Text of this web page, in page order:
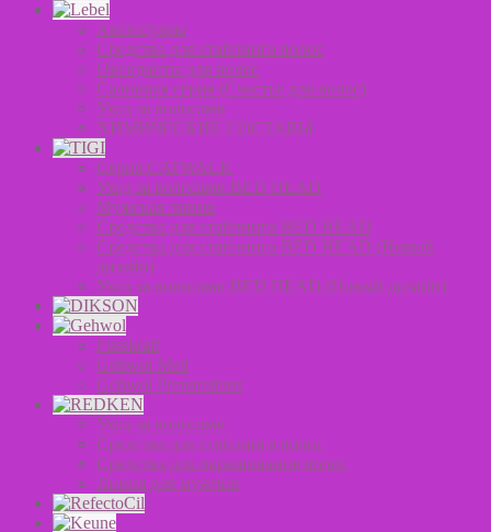
Аксессуары
Средства для стайлинга волос
Оксиданты для волос
Салонная серия (Счастье для волос)
Уход за волосами
ХИМИЧЕСКИЕ СОСТАВЫ
Серия CATWALK
Уход за волосами BED HEAD
Мужская линия
Средства для стайлинга BED HEAD
Средства для стайлинга BED HEAD (Новый
дизайн)
Уход за волосами BED HEAD (Новый дизайн)
Fusskraft
Gehwol Med
Gehwol Preparations
Уход за волосами
Средства для стайлинга волос
Средства для окрашивание волос
Линия для мужчин